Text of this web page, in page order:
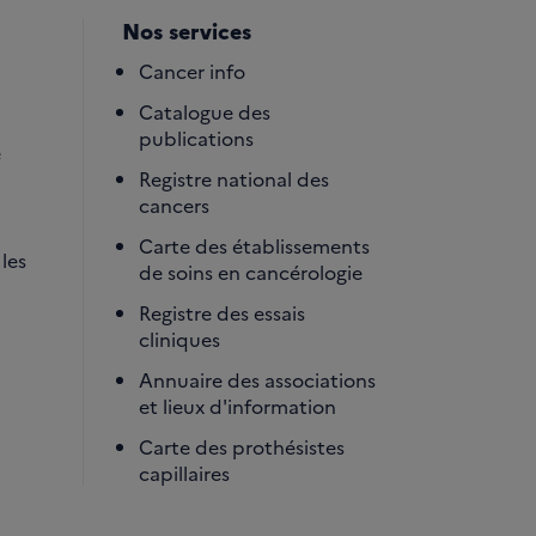
Nos services
Cancer info
Catalogue des
publications
Registre national des
cancers
Carte des établissements
de soins en cancérologie
Registre des essais
cliniques
Annuaire des associations
et lieux d'information
Carte des prothésistes
capillaires